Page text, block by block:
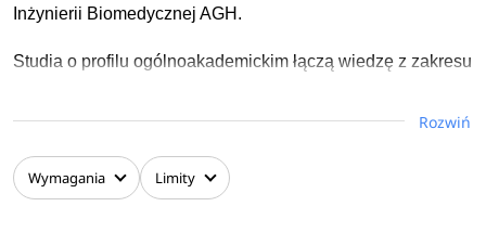
Inżynierii Biomedycznej AGH.
Studia o profilu ogólnoakademickim łączą wiedzę z zakresu
odpowiadając na rosnące zapotrzebowanie rynku pracy na
projekty technologiczne.
Rozwiń
Wymagania Limity